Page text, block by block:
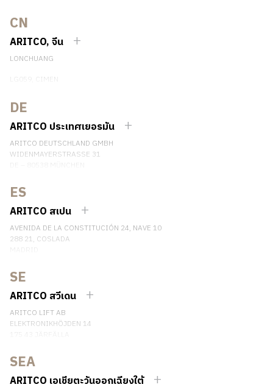
CN
ARITCO, จีน
LONCHUANG
LG059, CIMEN
SHANGHAI, CHINA
EMAIL:INFO.CHINA@ARITCO.COM
เบอร์โทรศัพท์: +86 400 6233 121
ติดต่อเรา
DE
ARITCO ประเทศเยอรมัน
ARITCO DEUTSCHLAND GMBH
WIDENMAYERSTRASSE 31
เบอร์โทรศัพท์: +49 7123 9597272
ติดต่อเรา
ES
ARITCO สเปน
AVENIDA DE LA CONSTITUCIÓN 24, NAVE 10
288 21, COSLADA
เบอร์โทรศัพท์: (+34) 918 622 552
ติดต่อเรา
SE
ARITCO สวีเดน
ARITCO LIFT AB
ELEKTRONIKHÖJDEN 14
เบอร์โทรศัพท์: +46 8 120 401 00
ติดต่อเรา
SEA
ARITCO เอเชียตะวันออกเฉียงใต้